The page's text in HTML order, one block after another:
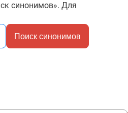
синонимов». Для
Поиск синонимов